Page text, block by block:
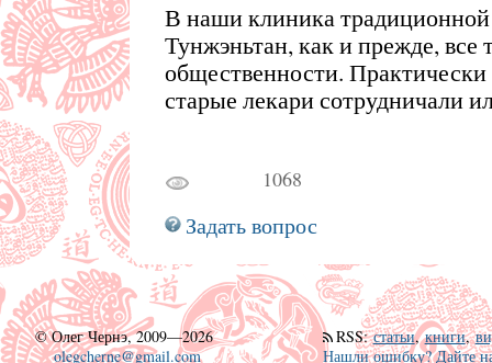
В наши клиника
Тунжэньтан, как и прежде, все
общественности. Практически
старые лекари сотрудничали
1068
Задать вопрос
©Олег Чернэ, 2009—2026
olegcherne@gmail.com
RSS:статьи,книги,
Нашли ошибку? Дайте